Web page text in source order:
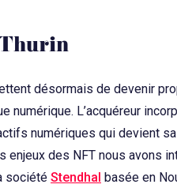
désormais de devenir
numérique. L’acquéreur
numériques qui devient
enjeux des NFT nous avons
société Stendhal basée en